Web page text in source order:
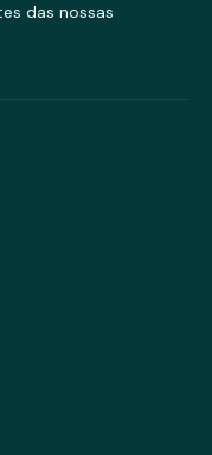
das nossas